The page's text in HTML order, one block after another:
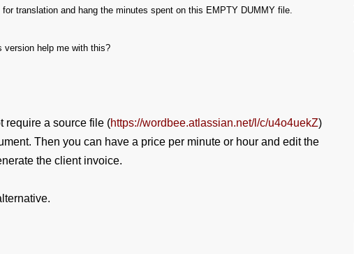
translation and hang the minutes spent on this EMPTY DUMMY file.
version help me with this?
require a source file (https://wordbee.atlassian.net/l/c/u4o4uekZ)
Then you can have a price per minute or hour and edit the
the client invoice.